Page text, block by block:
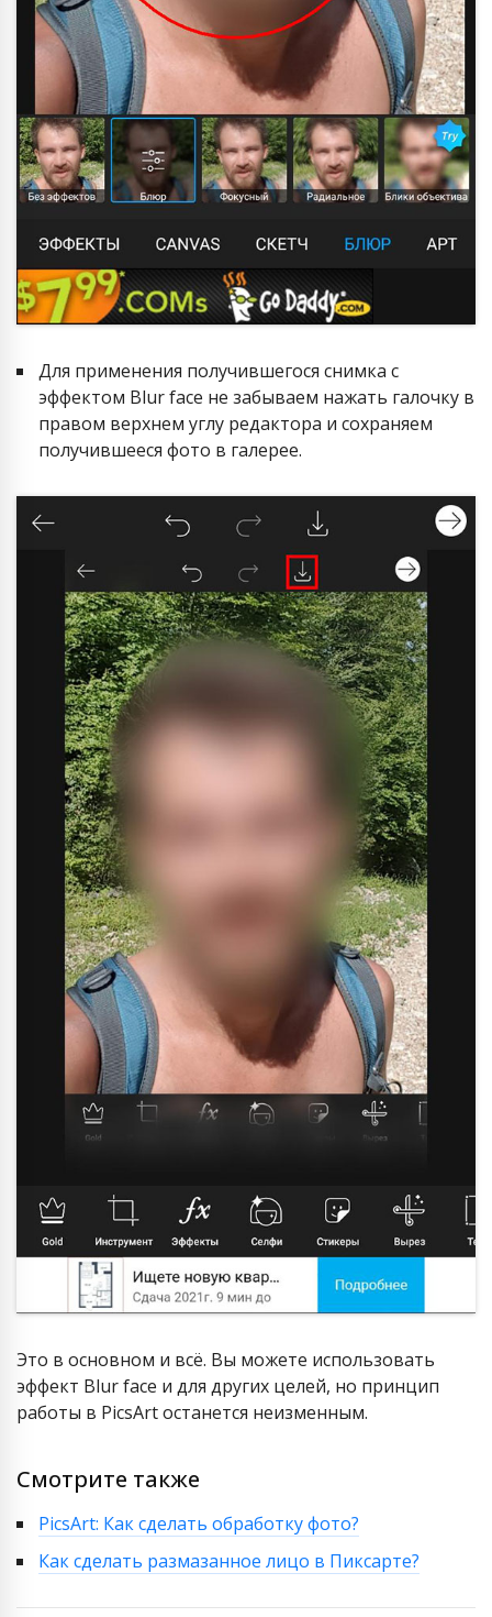
Для применения получившегося снимка с
эффектом Blur face не забываем нажать галочку в
правом верхнем углу редактора и сохраняем
получившееся фото в галерее.
Это в основном и всё. Вы можете использовать
эффект Blur face и для других целей, но принцип
работы в PicsArt останется неизменным.
Смотрите также
PicsArt: Как сделать обработку фото?
Как сделать размазанное лицо в Пиксарте?